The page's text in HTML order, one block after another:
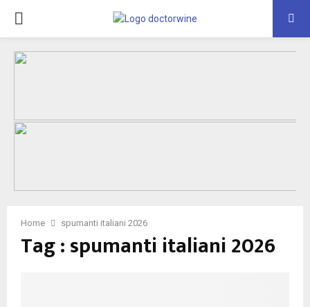
PRIMARY
MENU
Home spumanti italiani 2026
Tag : spumanti italiani 2026